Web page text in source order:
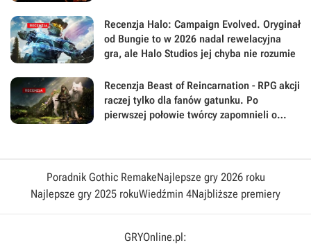
Recenzja Halo: Campaign Evolved. Oryginał
od Bungie to w 2026 nadal rewelacyjna
gra, ale Halo Studios jej chyba nie rozumie
Recenzja Beast of Reincarnation - RPG akcji
raczej tylko dla fanów gatunku. Po
pierwszej połowie twórcy zapomnieli o
Poradnik Gothic RemakeNajlepsze gry 2026 roku
Najlepsze gry 2025 rokuWiedźmin 4Najbliższe premiery
GRYOnline.pl: